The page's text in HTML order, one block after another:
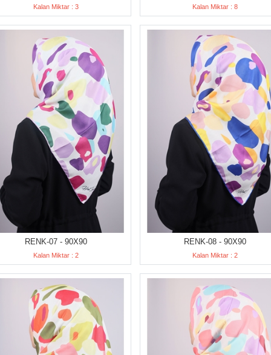
Kalan Miktar : 3 Kalan Miktar : 8
RENK-07 - 90X90
Kalan Miktar : 2
RENK-08 - 90X90
Kalan Miktar : 2